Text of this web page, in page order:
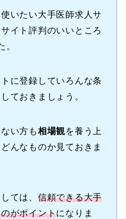
いたい大手医師求人サ
イト評判のいいところ
。
に登録していろんな条
ておきましょう。
い方も相場観を養う上
んなものか見ておきま
ては、 信頼できる大手
がポイントになりま